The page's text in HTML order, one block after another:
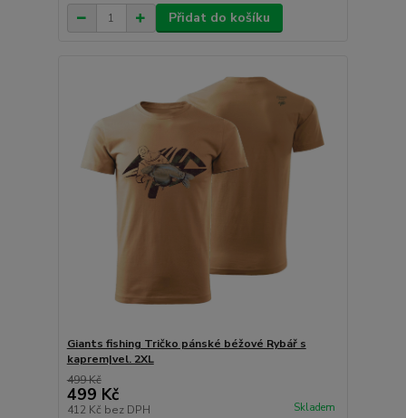
Přidat do košíku
Giants fishing Tričko pánské béžové Rybář s
kaprem|vel. 2XL
499 Kč
499 Kč
412 Kč bez DPH Skladem